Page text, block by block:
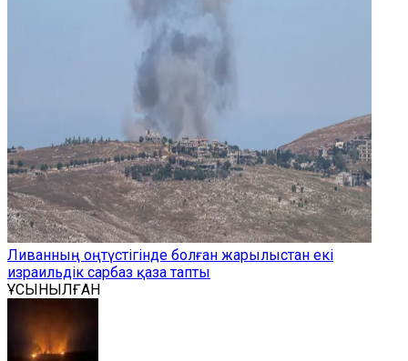
Ливанның оңтүстігінде болған жарылыстан екі
израильдік сарбаз қаза тапты
ҰСЫНЫЛҒАН